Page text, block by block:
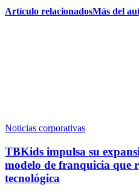
Artículo relacionadosMás del
Noticias corporativas
TBKids impulsa su
modelo de franquicia que
tecnológica